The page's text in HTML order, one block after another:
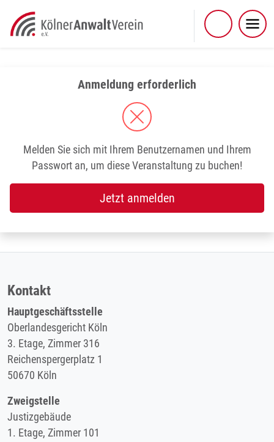
content
Anmeldung erforderlich
Melden Sie sich mit Ihrem Benutzernamen und Ihrem
Passwort an, um diese Veranstaltung zu buchen!
Jetzt anmelden
Kontakt
Hauptgeschäftsstelle
Oberlandesgericht Köln
3. Etage, Zimmer 316
Reichenspergerplatz 1
50670 Köln
Zweigstelle
Justizgebäude
1. Etage, Zimmer 101